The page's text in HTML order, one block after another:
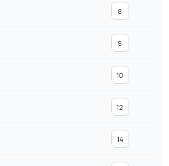
8
9
10
12
14